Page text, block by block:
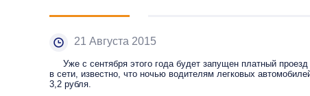
21 Августа 2015
Уже с сентября этого года будет запущен платный
в сети, известно, что ночью водителям легковых
3,2 рубля.